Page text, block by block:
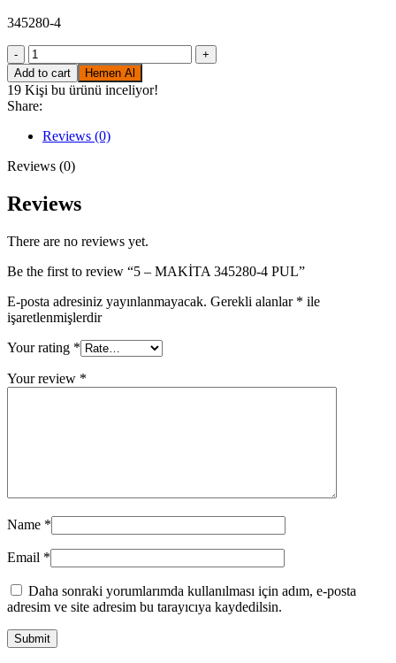
345280-4
5
-
MAKİTA
345280-
4
PUL
quantity
Add to cart Hemen Al
19 Kişi bu ürünü inceliyor!
Share:
Reviews (0)
Reviews (0)
Reviews
There are no reviews yet.
Be the first to review “5 – MAKİTA 345280-4 PUL”
E-posta adresiniz yayınlanmayacak. Gerekli alanlar * ile
işaretlenmişlerdir
Your rating *
Your review *
Name *
Email *
Daha sonraki yorumlarımda kullanılması için adım, e-posta
adresim ve site adresim bu tarayıcıya kaydedilsin.